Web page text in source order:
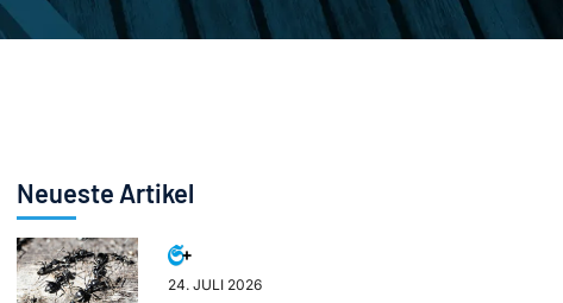
Neueste Artikel
24. JULI 2026